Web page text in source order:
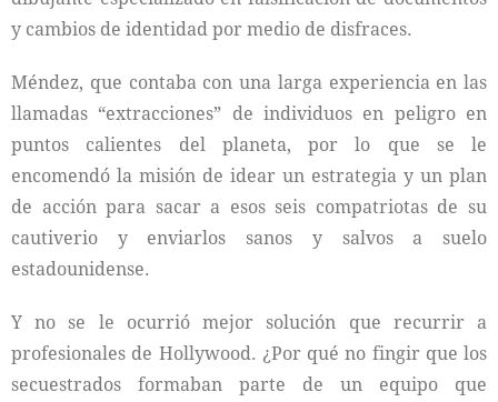
y cambios de identidad por medio de disfraces.
Méndez, que contaba con una larga experiencia en las
llamadas “extracciones” de individuos en peligro en
puntos calientes del planeta, por lo que se le
encomendó la misión de idear un estrategia y un plan
de acción para sacar a esos seis compatriotas de su
cautiverio y enviarlos sanos y salvos a suelo
estadounidense.
Y no se le ocurrió mejor solución que recurrir a
profesionales de Hollywood. ¿Por qué no fingir que los
secuestrados formaban parte de un equipo que